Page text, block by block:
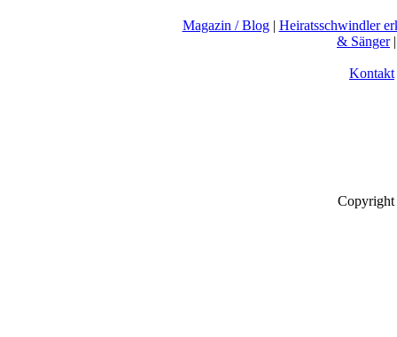
Magazin / Blog| Heiratsschwindler
& Sänger
Kontakt
Copyright